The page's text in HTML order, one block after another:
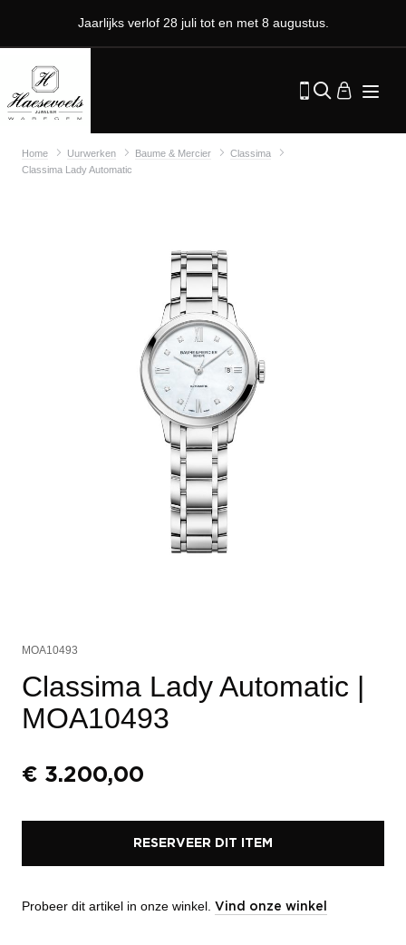
Jaarlijks verlof 28 juli tot en met 8 augustus.
Home Uurwerken Baume & Mercier
Classima
Classima Lady Automatic
MOA10493
Classima Lady Automatic |
MOA10493
€ 3.200,00
RESERVEER DIT ITEM
Probeer dit artikel in onze winkel. Vind onze winkel